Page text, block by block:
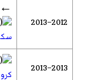
2012–2013
←
2013–2013